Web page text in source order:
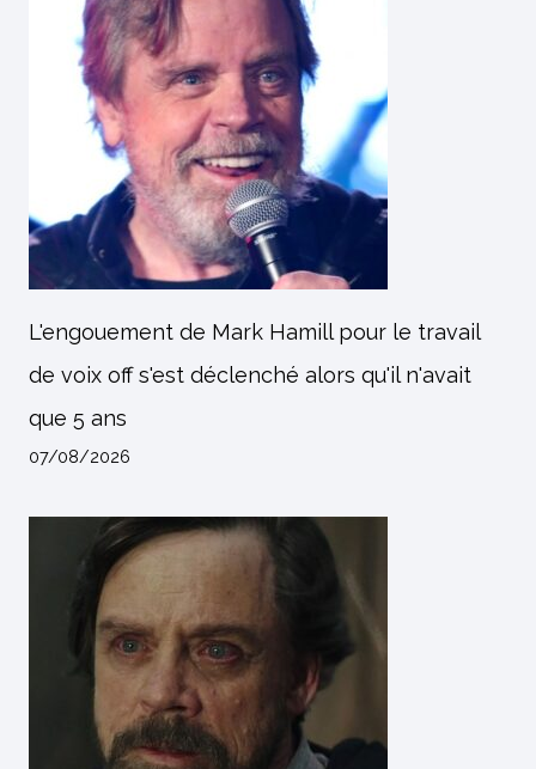
L'engouement de Mark Hamill pour le travail
de voix off s'est déclenché alors qu'il n'avait
que 5 ans
07/08/2026